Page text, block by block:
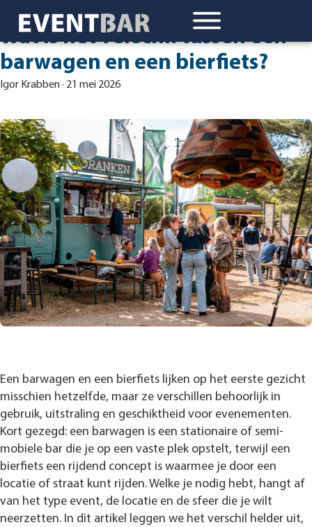
Wat is het verschil tussen een
barwagen en een bierfiets?
Igor Krabben· 21 mei 2026
Een barwagen en een bierfiets lijken op het eerste gezicht
misschien hetzelfde, maar ze verschillen behoorlijk in
gebruik, uitstraling en geschiktheid voor evenementen.
Kort gezegd: een barwagen is een stationaire of semi-
mobiele bar die je op een vaste plek opstelt, terwijl een
bierfiets een rijdend concept is waarmee je door een
locatie of straat kunt rijden. Welke je nodig hebt, hangt af
van het type event, de locatie en de sfeer die je wilt
neerzetten. In dit artikel leggen we het verschil helder uit,